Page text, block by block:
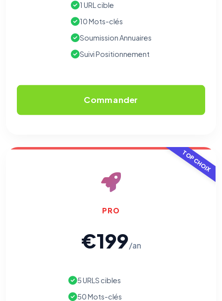
1 URL cible
10 Mots-clés
Soumission Annuaires
Suivi Positionnement
Commander
TOP CHOIX
PRO
€199/an
5 URLS cibles
50 Mots-clés
Cookies essentiels TOUJOURS ACTIF